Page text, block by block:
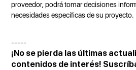
proveedor, podrá tomar decisiones
necesidades específicas de su proyecto.
-----
¡No se pierda las últimas
contenidos de interés!